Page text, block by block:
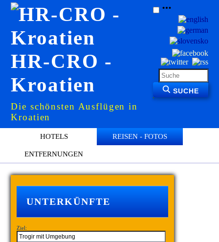
HR-CRO -
Kroatien
Die schönsten Ausflügen in
Kroatien
SUCHE
HOTELS REISEN - FOTOS
ENTFERNUNGEN
UNTERKÜNFTE
Ziel: